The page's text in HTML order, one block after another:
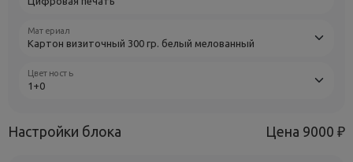
Материал
Цветность
Настройки блока Цена 9000 ₽